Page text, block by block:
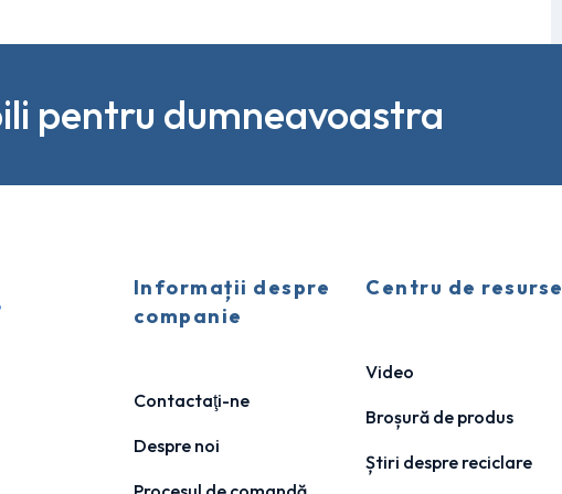
pentru dumneavoastra
Informații despre
companie
Contactaţi-ne
Despre noi
Centru de resurse
Video
Broșură de produs
Știri despre reciclare